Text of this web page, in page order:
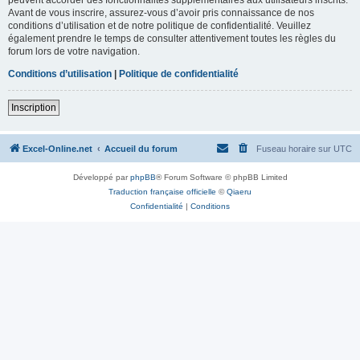
Avant de vous inscrire, assurez-vous d’avoir pris connaissance de nos
conditions d’utilisation et de notre politique de confidentialité. Veuillez
également prendre le temps de consulter attentivement toutes les règles du
forum lors de votre navigation.
Conditions d’utilisation | Politique de confidentialité
Inscription
Excel-Online.net Accueil du forum Fuseau horaire sur UTC
Développé parphpBB® Forum Software © phpBB Limited
Traduction française officielle ©Qiaeru
Confidentialité | Conditions